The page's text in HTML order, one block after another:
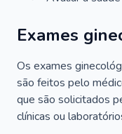
Exames
Os exames
são feitos pelo
que são solicitados
clínicas ou